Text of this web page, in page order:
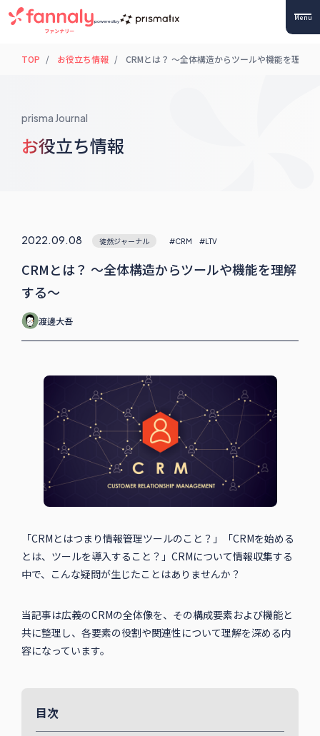
powered by Menu
TOP お役立ち情報 CRMとは？ ～全体構造からツールや機能を理解す
prisma Journal
お役立ち情報
2022.09.08 徒然ジャーナル #CRM #LTV
CRMとは？ ～全体構造からツールや機能を理解
する～
渡邊大吾
「CRMとはつまり情報管理ツールのこと？」「CRMを始める
とは、ツールを導入すること？」CRMについて情報収集する
中で、こんな疑問が生じたことはありませんか？
当記事は広義のCRMの全体像を、その構成要素および機能と
共に整理し、各要素の役割や関連性について理解を深める内
容になっています。
目次